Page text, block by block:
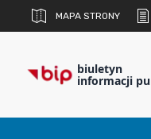
MAPA STRONY
biuletyn
informacji